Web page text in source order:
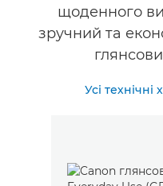
щоденного
зручний та
Усі технічні